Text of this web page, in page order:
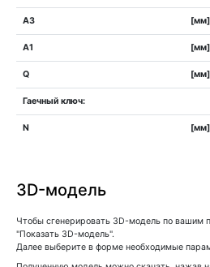
A3 [мм]
A1 [мм]
Q [мм]
Гаечный ключ:
N [мм]
3D-модель
Чтобы сгенерировать 3D-модель по вашим
"Показать 3D-модель".
Далее выберите в форме необходимые